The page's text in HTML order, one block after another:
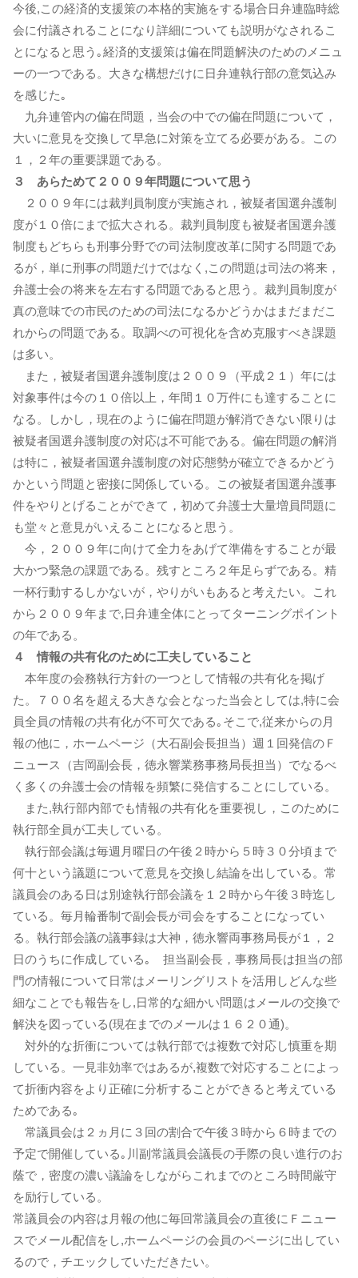
今後,この経済的支援策の本格的実施をする場合日弁連臨時総
会に付議されることになり詳細についても説明がなされるこ
とになると思う｡経済的支援策は偏在問題解決のためのメニュ
ーの一つである。大きな構想だけに日弁連執行部の意気込み
を感じた｡
九弁連管内の偏在問題，当会の中での偏在問題について，
大いに意見を交換して早急に対策を立てる必要がある。この
１，２年の重要課題である。
３ あらためて２００９年問題について思う
２００９年には裁判員制度が実施され，被疑者国選弁護制
度が１０倍にまで拡大される。裁判員制度も被疑者国選弁護
制度もどちらも刑事分野での司法制度改革に関する問題であ
るが，単に刑事の問題だけではなく,この問題は司法の将来，
弁護士会の将来を左右する問題であると思う。裁判員制度が
真の意味での市民のための司法になるかどうかはまだまだこ
れからの問題である。取調べの可視化を含め克服すべき課題
は多い。
また，被疑者国選弁護制度は２００９（平成２１）年には
対象事件は今の１０倍以上，年間１０万件にも達することに
なる。しかし，現在のように偏在問題が解消できない限りは
被疑者国選弁護制度の対応は不可能である。偏在問題の解消
は特に，被疑者国選弁護制度の対応態勢が確立できるかどう
かという問題と密接に関係している。この被疑者国選弁護事
件をやりとげることができて，初めて弁護士大量増員問題に
も堂々と意見がいえることになると思う。
今，２００９年に向けて全力をあげて準備をすることが最
大かつ緊急の課題である。残すところ２年足らずである。精
一杯行動するしかないが，やりがいもあると考えたい。これ
から２００９年まで,日弁連全体にとってターニングポイント
の年である。
４ 情報の共有化のために工夫していること
本年度の会務執行方針の一つとして情報の共有化を掲げ
た。７００名を超える大きな会となった当会としては,特に会
員全員の情報の共有化が不可欠である｡そこで,従来からの月
報の他に，ホームページ（大石副会長担当）週１回発信のＦ
ニュース（吉岡副会長，徳永響業務事務局長担当）でなるべ
く多くの弁護士会の情報を頻繁に発信することにしている。
また,執行部内部でも情報の共有化を重要視し，このために
執行部全員が工夫している。
執行部会議は毎週月曜日の午後２時から５時３０分頃まで
何十という議題について意見を交換し結論を出している。常
議員会のある日は別途執行部会議を１２時から午後３時迄し
ている。毎月輪番制で副会長が司会をすることになってい
る。執行部会議の議事録は大神，徳永響両事務局長が１，２
日のうちに作成している｡ 担当副会長，事務局長は担当の部
門の情報について日常はメーリングリストを活用しどんな些
細なことでも報告をし,日常的な細かい問題はメールの交換で
解決を図っている(現在までのメールは１６２０通)。
対外的な折衝については執行部では複数で対応し慎重を期
している。一見非効率ではあるが,複数で対応することによっ
て折衝内容をより正確に分析することができると考えている
ためである｡
常議員会は２ヵ月に３回の割合で午後３時から６時までの
予定で開催している｡川副常議員会議長の手際の良い進行のお
蔭で，密度の濃い議論をしながらこれまでのところ時間厳守
を励行している。
常議員会の内容は月報の他に毎回常議員会の直後にＦニュー
スでメール配信をし,ホームページの会員のページに出してい
るので，チエックしていただきたい。